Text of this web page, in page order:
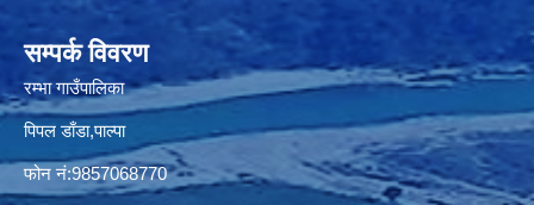
सम्पर्क विवरण
रम्भा गाउँपालिका
पिपल डाँडा,पाल्पा
फोन नं:9857068770